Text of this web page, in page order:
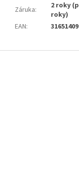
Záruka:
2 roky
roky)
EAN: